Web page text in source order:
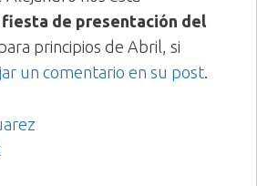
fiesta de presentación del
principios de Abril, si
un comentario en su post.